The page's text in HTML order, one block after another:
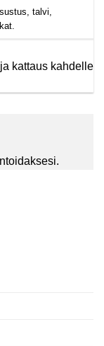
,talvi
kattaus kahdelle